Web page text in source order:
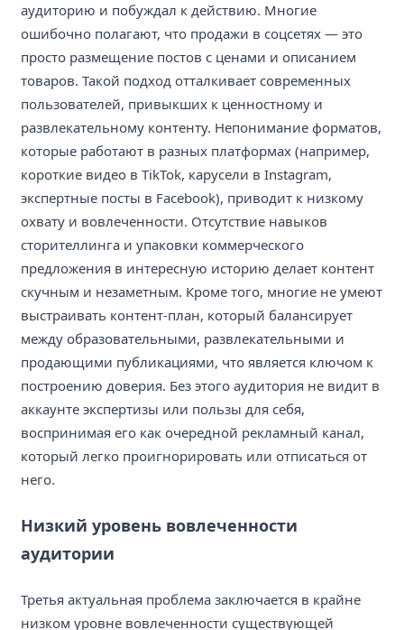
аудиторию и побуждал к действию. Многие
ошибочно полагают, что продажи в соцсетях — это
просто размещение постов с ценами и описанием
товаров. Такой подход отталкивает современных
пользователей, привыкших к ценностному и
развлекательному контенту. Непонимание форматов,
которые работают в разных платформах (например,
короткие видео в TikTok, карусели в Instagram,
экспертные посты в Facebook), приводит к низкому
охвату и вовлеченности. Отсутствие навыков
сторителлинга и упаковки коммерческого
предложения в интересную историю делает контент
скучным и незаметным. Кроме того, многие не умеют
выстраивать контент-план, который балансирует
между образовательными, развлекательными и
продающими публикациями, что является ключом к
построению доверия. Без этого аудитория не видит в
аккаунте экспертизы или пользы для себя,
воспринимая его как очередной рекламный канал,
который легко проигнорировать или отписаться от
него.
Низкий уровень вовлеченности
аудитории
Третья актуальная проблема заключается в крайне
низком уровне вовлеченности существующей